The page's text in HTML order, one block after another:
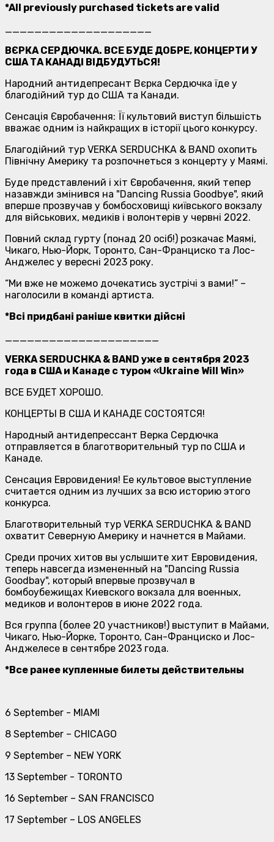
*All previously purchased tickets are valid
____________________
ВЄРКА СЕРДЮЧКА. ВСЕ БУДЕ ДОБРЕ, КОНЦЕРТИ У
США ТА КАНАДІ ВІДБУДУТЬСЯ!
Народний антидепресант Вєрка Сердючка їде у
благодійний тур до США та Канади.
Сенсація Євробачення: Її культовий виступ більшість
вважає одним із найкращих в історії цього конкурсу.
Благодійний тур VERKA SERDUCHKA & BAND охопить
Північну Америку та розпочнеться з концерту у Маямі.
Буде представлений і хіт Євробачення, який тепер
назавжди змінився на "Dancing Russia Goodbye", який
вперше прозвучав у бомбосховищі київського вокзалу
для військових, медиків і волонтерів у червні 2022.
Повний склад гурту (понад 20 осіб!) розкачає Маямі,
Чикаго, Нью-Йорк, Торонто, Сан-Франциско та Лос-
Анджелес у вересні 2023 року.
“Ми вже не можемо дочекатись зустрічі з вами!” –
наголосили в команді артиста.
*Всі придбані раніше квитки дійсні
_____________________
VERKA SERDUCHKA & BAND уже в сентября 2023
года в США и Канаде с туром «Ukraine Will Win»
ВСЕ БУДЕТ ХОРОШО.
КОНЦЕРТЫ В США И КАНАДЕ СОСТОЯТСЯ!
Народный антидепрессант Верка Сердючка
отправляется в благотворительный тур по США и
Канаде.
Сенсация Евровидения! Ее культовое выступление
считается одним из лучших за всю историю этого
конкурса.
Благотворительный тур VERKA SERDUCHKA & BAND
охватит Северную Америку и начнется в Майами.
Среди прочих хитов вы услышите хит Евровидения,
теперь навсегда измененный на "Dancing Russia
Goodbay", который впервые прозвучал в
бомбоубежищах Киевского вокзала для военных,
медиков и волонтеров в июне 2022 года.
Вся группа (более 20 участников!) выступит в Майами,
Чикаго, Нью-Йорке, Торонто, Сан-Франциско и Лос-
Анджелесе в сентябре 2023 года.
*Все ранее купленные билеты действительны
6 September - MIAMI
8 September – CHICAGO
9 September – NEW YORK
13 September - TORONTO
16 September – SAN FRANCISCO
17 September – LOS ANGELES